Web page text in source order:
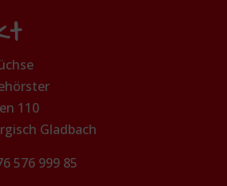
110
Gladbach
576 999 85